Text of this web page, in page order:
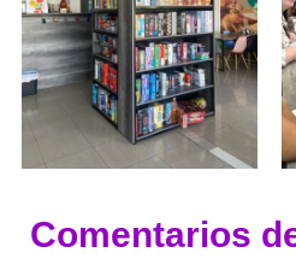
Comentarios